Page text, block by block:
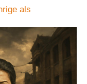
als